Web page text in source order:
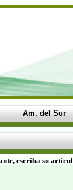
Am. del Sur
escriba su